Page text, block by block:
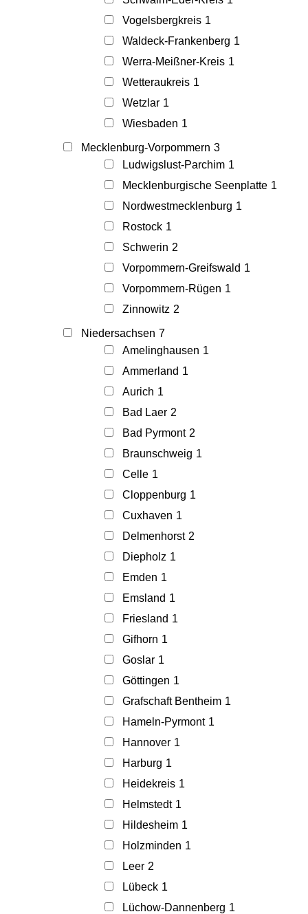
Vogelsbergkreis 1
Waldeck-Frankenberg 1
Werra-Meißner-Kreis 1
Wetteraukreis 1
Wetzlar 1
Wiesbaden 1
Mecklenburg-Vorpommern 3
Ludwigslust-Parchim 1
Mecklenburgische Seenplatte 1
Nordwestmecklenburg 1
Rostock 1
Schwerin 2
Vorpommern-Greifswald 1
Vorpommern-Rügen 1
Zinnowitz 2
Niedersachsen 7
Amelinghausen 1
Ammerland 1
Aurich 1
Bad Laer 2
Bad Pyrmont 2
Braunschweig 1
Celle 1
Cloppenburg 1
Cuxhaven 1
Delmenhorst 2
Diepholz 1
Emden 1
Emsland 1
Friesland 1
Gifhorn 1
Goslar 1
Göttingen 1
Grafschaft Bentheim 1
Hameln-Pyrmont 1
Hannover 1
Harburg 1
Heidekreis 1
Helmstedt 1
Hildesheim 1
Holzminden 1
Leer 2
Lübeck 1
Lüchow-Dannenberg 1